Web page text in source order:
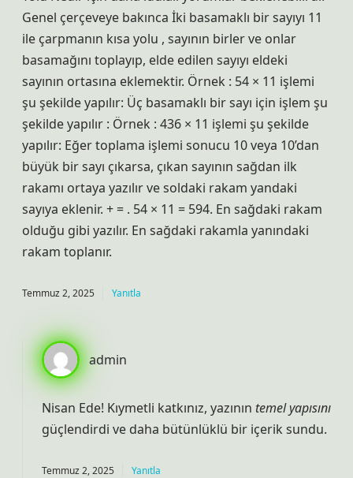
Genel çerçeveye bakınca İki basamaklı bir sayıyı 11
ile çarpmanın kısa yolu , sayının birler ve onlar
basamağını toplayıp, elde edilen sayıyı eldeki
sayının ortasına eklemektir. Örnek : 54 × 11 işlemi
şu şekilde yapılır: Üç basamaklı bir sayı için işlem şu
şekilde yapılır : Örnek : 436 × 11 işlemi şu şekilde
yapılır: Eğer toplama işlemi sonucu 10 veya 10’dan
büyük bir sayı çıkarsa, çıkan sayının sağdan ilk
rakamı ortaya yazılır ve soldaki rakam yandaki
sayıya eklenir. + = . 54 × 11 = 594. En sağdaki rakam
olduğu gibi yazılır. En sağdaki rakamla yanındaki
rakam toplanır.
Temmuz 2, 2025 Yanıtla
admin
Nisan Ede! Kıymetli katkınız, yazının temel yapısını
güçlendirdi ve daha bütünlüklü bir içerik sundu.
Temmuz 2, 2025 Yanıtla